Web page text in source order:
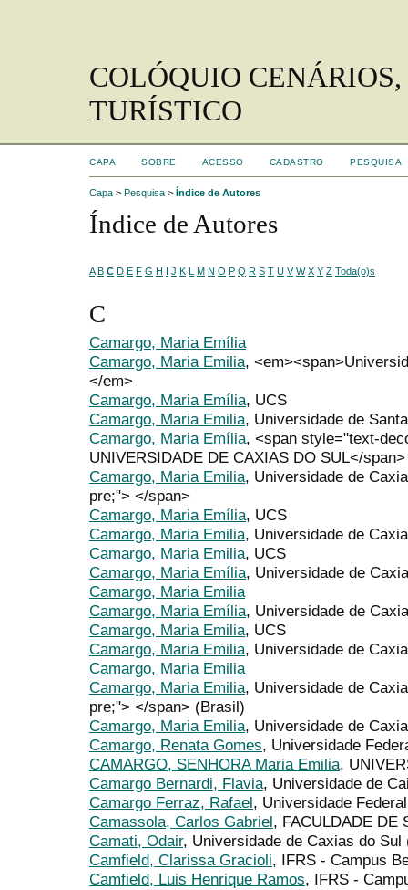
COLÓQUIO
TURÍSTICO
CAPA SOBRE ACESSO CADASTRO PESQUISA
Capa > Pesquisa > Índice de Autores
Índice de Autores
A B C D E F G H I J K L M N O P Q R S T U V W X Y Z Toda(o)s
C
Camargo, Maria Emília
Camargo, Maria Emilia,
</em>
Camargo, Maria Emília, UCS
Camargo, Maria Emilia, Universidade de
Camargo, Maria Emília, <span style="text-
UNIVERSIDADE DE CAXIAS DO SUL</span>
Camargo, Maria Emilia, Universidade de
pre;"> </span>
Camargo, Maria Emília, UCS
Camargo, Maria Emilia, Universidade de
Camargo, Maria Emilia, UCS
Camargo, Maria Emília, Universidade de
Camargo, Maria Emilia
Camargo, Maria Emília, Universidade de
Camargo, Maria Emilia, UCS
Camargo, Maria Emilia, Universidade de
Camargo, Maria Emilia
Camargo, Maria Emilia, Universidade de
pre;"> </span> (Brasil)
Camargo, Maria Emilia, Universidade de
Camargo, Renata Gomes, Universidade
CAMARGO, SENHORA Maria Emilia,
Camargo Bernardi, Flavia, Universidade de
Camargo Ferraz, Rafael, Universidade
Camassola, Carlos Gabriel, FACULDADE DE
Camati, Odair, Universidade de Caxias do Sul
Camfield, Clarissa Gracioli, IFRS - Campus
Camfield, Luis Henrique Ramos, IFRS -